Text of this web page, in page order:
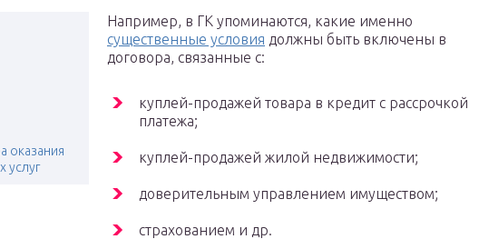
оказания
услуг
Например, в ГК упоминаются, какие именно
существенные условия должны быть включены в
договора, связанные с:
куплей-продажей товара в кредит с рассрочкой
платежа;
куплей-продажей жилой недвижимости;
доверительным управлением имуществом;
страхованием и др.